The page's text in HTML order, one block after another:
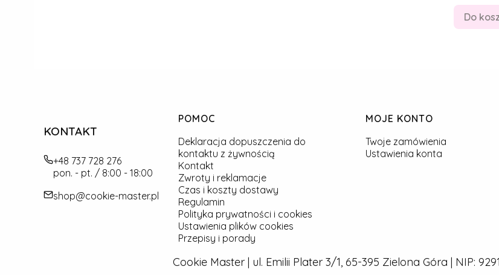
Do
KONTAKT
+48 737 728 276
pon. - pt. / 8:00 - 18:00
shop@cookie-master.pl
Linki w stopce
POMOC
Deklaracja dopuszczenia do
kontaktu z żywnością
Kontakt
Zwroty i reklamacje
Czas i koszty dostawy
Regulamin
Polityka prywatności i cookies
Ustawienia plików cookies
Przepisy i porady
MOJE KONTO
Twoje zamówienia
Ustawienia konta
Cookie Master | ul. Emilii Plater 3/1, 65-395 Zielona Góra | NIP: